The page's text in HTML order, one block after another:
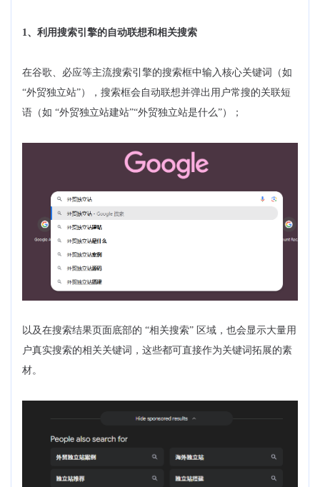
1、利用搜索引擎的自动联想和相关搜索
在谷歌、必应等主流搜索引擎的搜索框中输入核心关键词（如
“外贸独立站”），搜索框会自动联想并弹出用户常搜的关联短
语（如 “外贸独立站建站”“外贸独立站是什么”）；
以及在搜索结果页面底部的 “相关搜索” 区域，也会显示大量用
户真实搜索的相关关键词，这些都可直接作为关键词拓展的素
材。